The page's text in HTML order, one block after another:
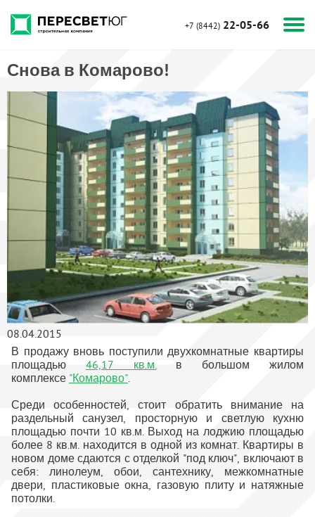
+7 (8442) 22-05-66
Снова в Комарово!
08.04.2015
В продажу вновь поступили двухкомнатные квартиры
площадью 46,17 кв.м.в большом жилом
комплексе "Комарово".
Среди особенностей, стоит обратить внимание на
раздельный санузел, просторную и светлую кухню
площадью почти 10 кв.м. Выход на лоджию площадью
более 8 кв.м. находится в одной из комнат. Квартиры в
новом доме сдаются с отделкой "под ключ", включают в
себя: линолеум, обои, сантехнику, межкомнатные
двери, пластиковые окна, газовую плиту и натяжные
потолки.